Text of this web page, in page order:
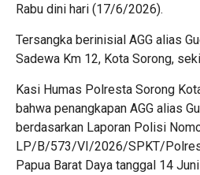
Rabu dini hari (17/6/2026).
Tersangka berinisial AGG alias
Sadewa Km 12, Kota Sorong,
Kasi Humas Polresta Sorong
bahwa penangkapan AGG alias
berdasarkan Laporan Polisi
LP/B/573/VI/2026/SPKT/
Papua Barat Daya tanggal 14